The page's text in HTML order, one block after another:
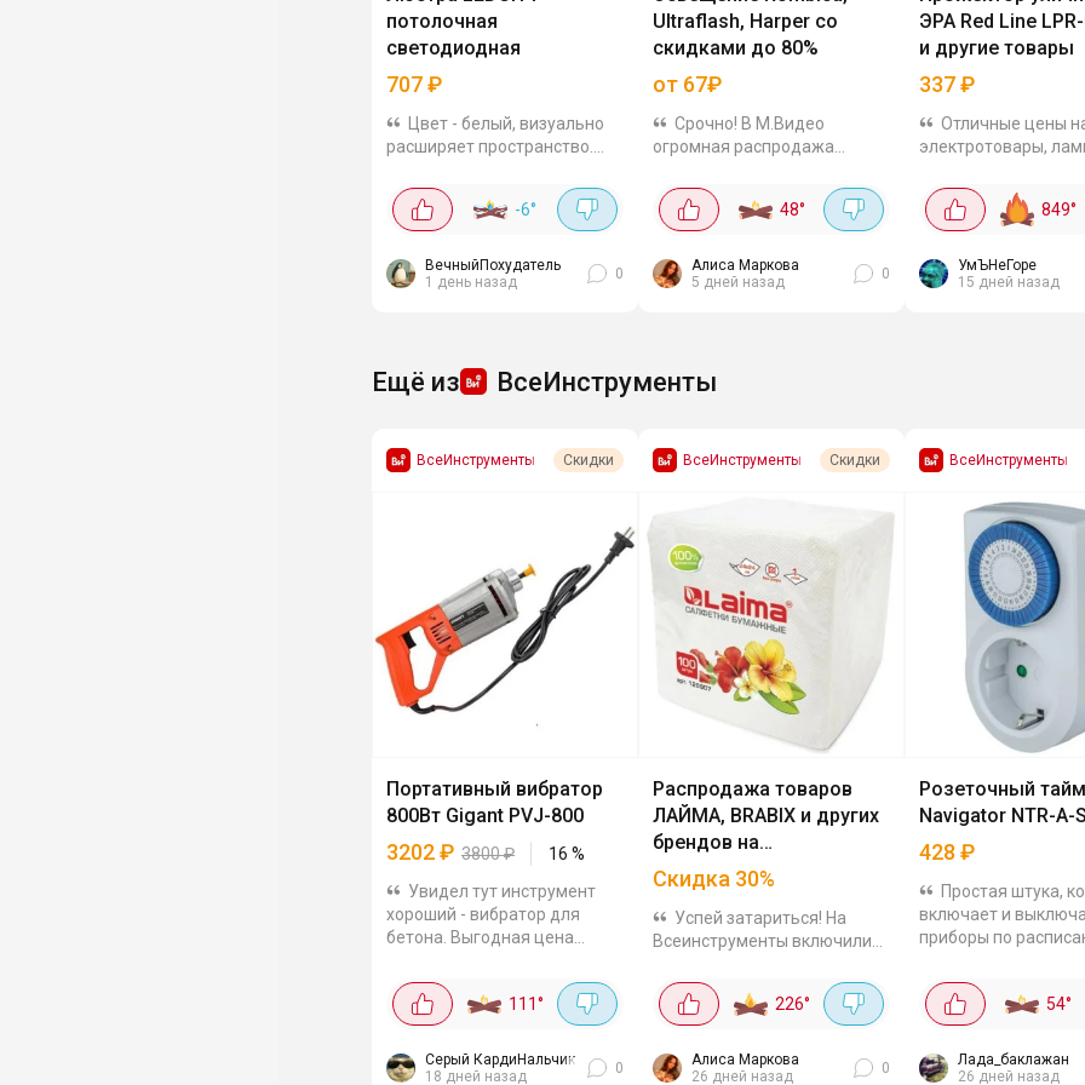
потолочная
светодиодная
707₽
Цвет - белый, визуально
расширяет пространство.
стала выглядеть больше.
Пульт в комплекте. Можно
или яркий...
-6°
ВечныйПохудатель
1 день назад
0
Ultraflash, Harper со
скидками до 80%
от 67₽
Срочно! В М.Видео
огромная распродажа
скидками до 80%. Заходи в
каталог - там много
собрали подборку
светильников...
48°
Алиса Маркова
5 дней назад
0
ЭРА Red Line
и другие товары
337₽
Отличные цены
электротовары,
применяется доп.
прожектор LED ЭРА
взять всего за 337₽ с
кодом:...
849°
УмЪНеГоре
15 дней назад
Ещё из ВсеИнструменты
ВсеИнструменты Скидки
Портативный вибратор
800Вт Gigant PVJ-800
3202₽ 3800₽ 16 %
Увидел тут инструмент
хороший - вибратор для
бетона. Выгодная цена
Вт, 13000 виб/мин - бетон
уплотняет хорошо, пузыри
выгоняет. Гибкий вал 1 м - в...
111°
Серый КардиНальчик
18 дней назад
0
ВсеИнструменты Скидки
Распродажа товаров
ЛАЙМА, BRABIX и других
брендов на
ВсеИнструменты
Скидка 30%
Успей затариться! На
Всеинструменты включили
Обычно такие скидки не
светят, а тут - небольшой
позициями....
226°
Алиса Маркова
26 дней назад
0
ВсеИнструменты
Розеточный
Navigator NTR-A-
428 ₽
Простая штука,
включает и
приборы по
рублей на
Он рассчитан на
ампер и нагрузку до
54°
Лада_баклажан
26 дней назад